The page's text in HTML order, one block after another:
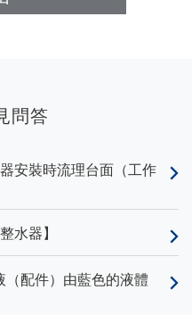
問答
安裝時流理台面（工作
水器】
配件）由藍色的液體